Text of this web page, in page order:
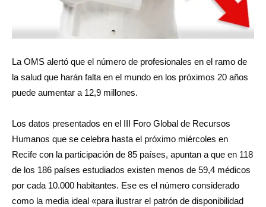
La OMS alertó que el número de profesionales en el ramo de
la salud que harán falta en el mundo en los próximos 20 años
puede aumentar a 12,9 millones.
Los datos presentados en el III Foro Global de Recursos
Humanos que se celebra hasta el próximo miércoles en
Recife con la participación de 85 países, apuntan a que en 118
de los 186 países estudiados existen menos de 59,4 médicos
por cada 10.000 habitantes. Ese es el número considerado
como la media ideal «para ilustrar el patrón de disponibilidad